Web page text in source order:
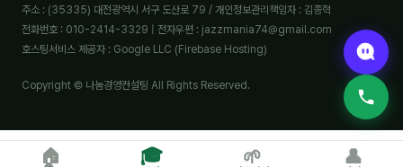
주소 : (35335) 대전광역시 서구 도산로 79 / 개인정보관리책임자 : 김종혁
전화번호 : 010-2414-3329 | 전자우편 : jazzmania74@gmail.com
호스팅서비스 제공자 : Google LLC (Firebase Hosting)
Copyright © 나눔경영컨설팅 All Rights Reserved.
🏠 🎓 🌱 👤